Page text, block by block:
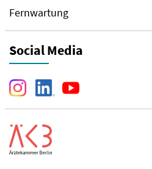
Fernwartung
Social Media